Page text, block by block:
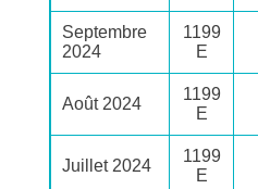
Septembre
2024
1199
E
Août 2024
1199
E
Juillet 2024
1199
E